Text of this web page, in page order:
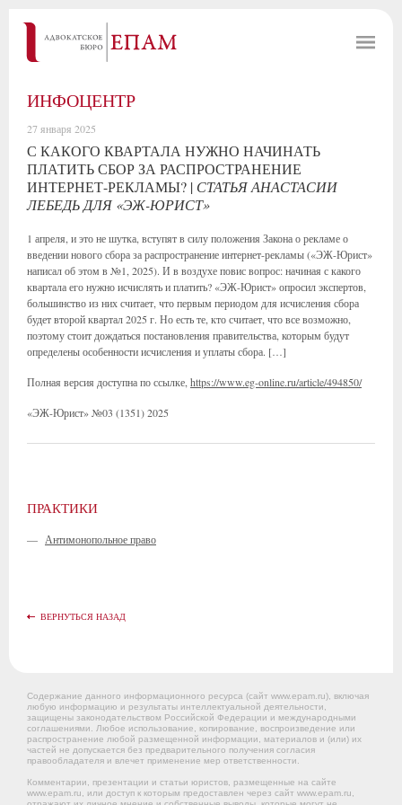
ИНФОЦЕНТР
27 января 2025
С КАКОГО КВАРТАЛА НУЖНО НАЧИНАТЬ
ПЛАТИТЬ СБОР ЗА РАСПРОСТРАНЕНИЕ
ИНТЕРНЕТ-РЕКЛАМЫ? | СТАТЬЯ АНАСТАСИИ
ЛЕБЕДЬ ДЛЯ «ЭЖ-ЮРИСТ»
1 апреля, и это не шутка, вступят в силу положения Закона о рекламе о
введении нового сбора за распространение интернет-рекламы («ЭЖ-Юрист»
написал об этом в №1, 2025). И в воздухе повис вопрос: начиная с какого
квартала его нужно исчислять и платить? «ЭЖ-Юрист» опросил экспертов,
большинство из них считает, что первым периодом для исчисления сбора
будет второй квартал 2025 г. Но есть те, кто считает, что все возможно,
поэтому стоит дождаться постановления правительства, которым будут
определены особенности исчисления и уплаты сбора. […]
Полная версия доступна по ссылке, https://www.eg-online.ru/article/494850/
«ЭЖ-Юрист» №03 (1351) 2025
ПРАКТИКИ
— Антимонопольное право
ВЕРНУТЬСЯ НАЗАД
Содержание данного информационного ресурса (сайт www.epam.ru), включая
любую информацию и результаты интеллектуальной деятельности,
защищены законодательством Российской Федерации и международными
соглашениями. Любое использование, копирование, воспроизведение или
распространение любой размещенной информации, материалов и (или) их
частей не допускается без предварительного получения согласия
правообладателя и влечет применение мер ответственности.
Комментарии, презентации и статьи юристов, размещенные на сайте
www.epam.ru, или доступ к которым предоставлен через сайт www.epam.ru,